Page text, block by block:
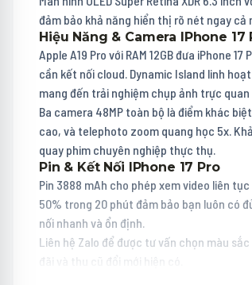
đảm bảo khả năng hiển thị rõ nét ngay cả
Hiệu Năng & Camera IPhone 17
Apple A19 Pro với RAM 12GB đưa iPhone
cần kết nối cloud. Dynamic Island linh
mang đến trải nghiệm chụp ảnh trực
Ba camera 48MP toàn bộ là điểm khác
cao, và telephoto zoom quang học 5x.
quay phim chuyên nghiệp thực thụ.
Pin & Kết Nối IPhone 17 Pro
Pin 3888 mAh cho phép xem video liên
50% trong 20 phút đảm bảo bạn luôn có
nối nhanh và ổn định.
Liên hệ Zalo để được tư vấn chọn màu
đãi và thu cũ đổi mới hiện có.